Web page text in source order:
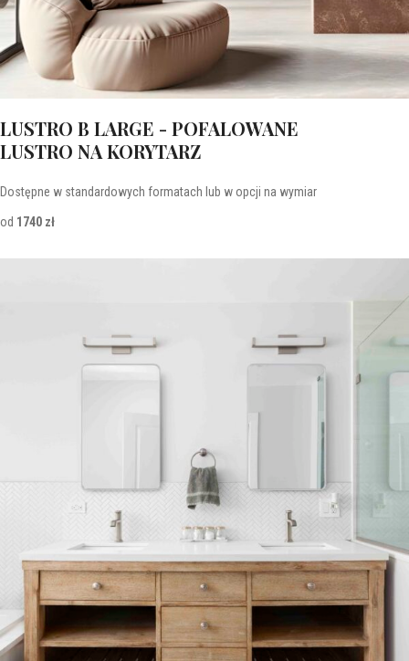
LUSTRO B LARGE - POFALOWANE
LUSTRO NA KORYTARZ
Dostępne w standardowych formatach lub w opcji na wymiar
od 1740 zł